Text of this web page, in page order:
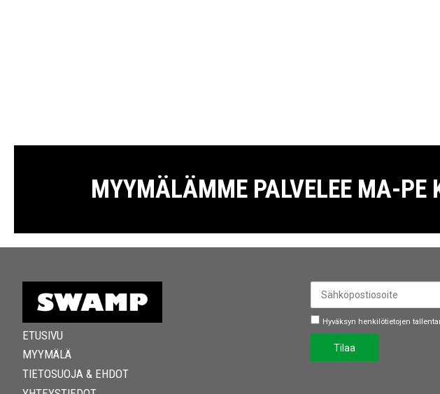
MYYMÄLÄMME PALVELEE MA-
ETUSIVU
MYYMÄLÄ
TIETOSUOJA & EHDOT
Hyväksyn henkilötietojen
Tilaa